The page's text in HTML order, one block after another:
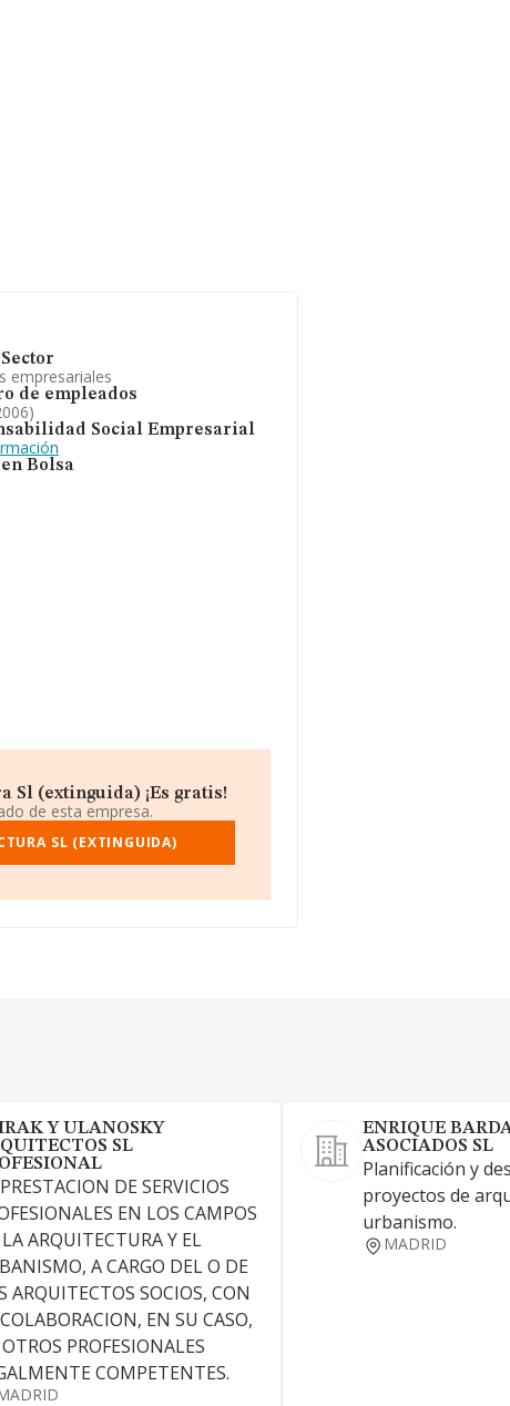
empresariales
de empleados
Social Empresarial
Bolsa
(extinguida) ¡Es gratis!
de esta empresa.
SL (EXTINGUIDA)
Y ULANOSKY
SL
DE SERVICIOS
EN LOS CAMPOS
ARQUITECTURA Y EL
A CARGO DEL O DE
ARQUITECTOS SOCIOS, CON
EN SU CASO,
PROFESIONALES
COMPETENTES.
ENRIQUE
ASOCIADOS SL
Planificación y
proyectos de
urbanismo.
MADRID